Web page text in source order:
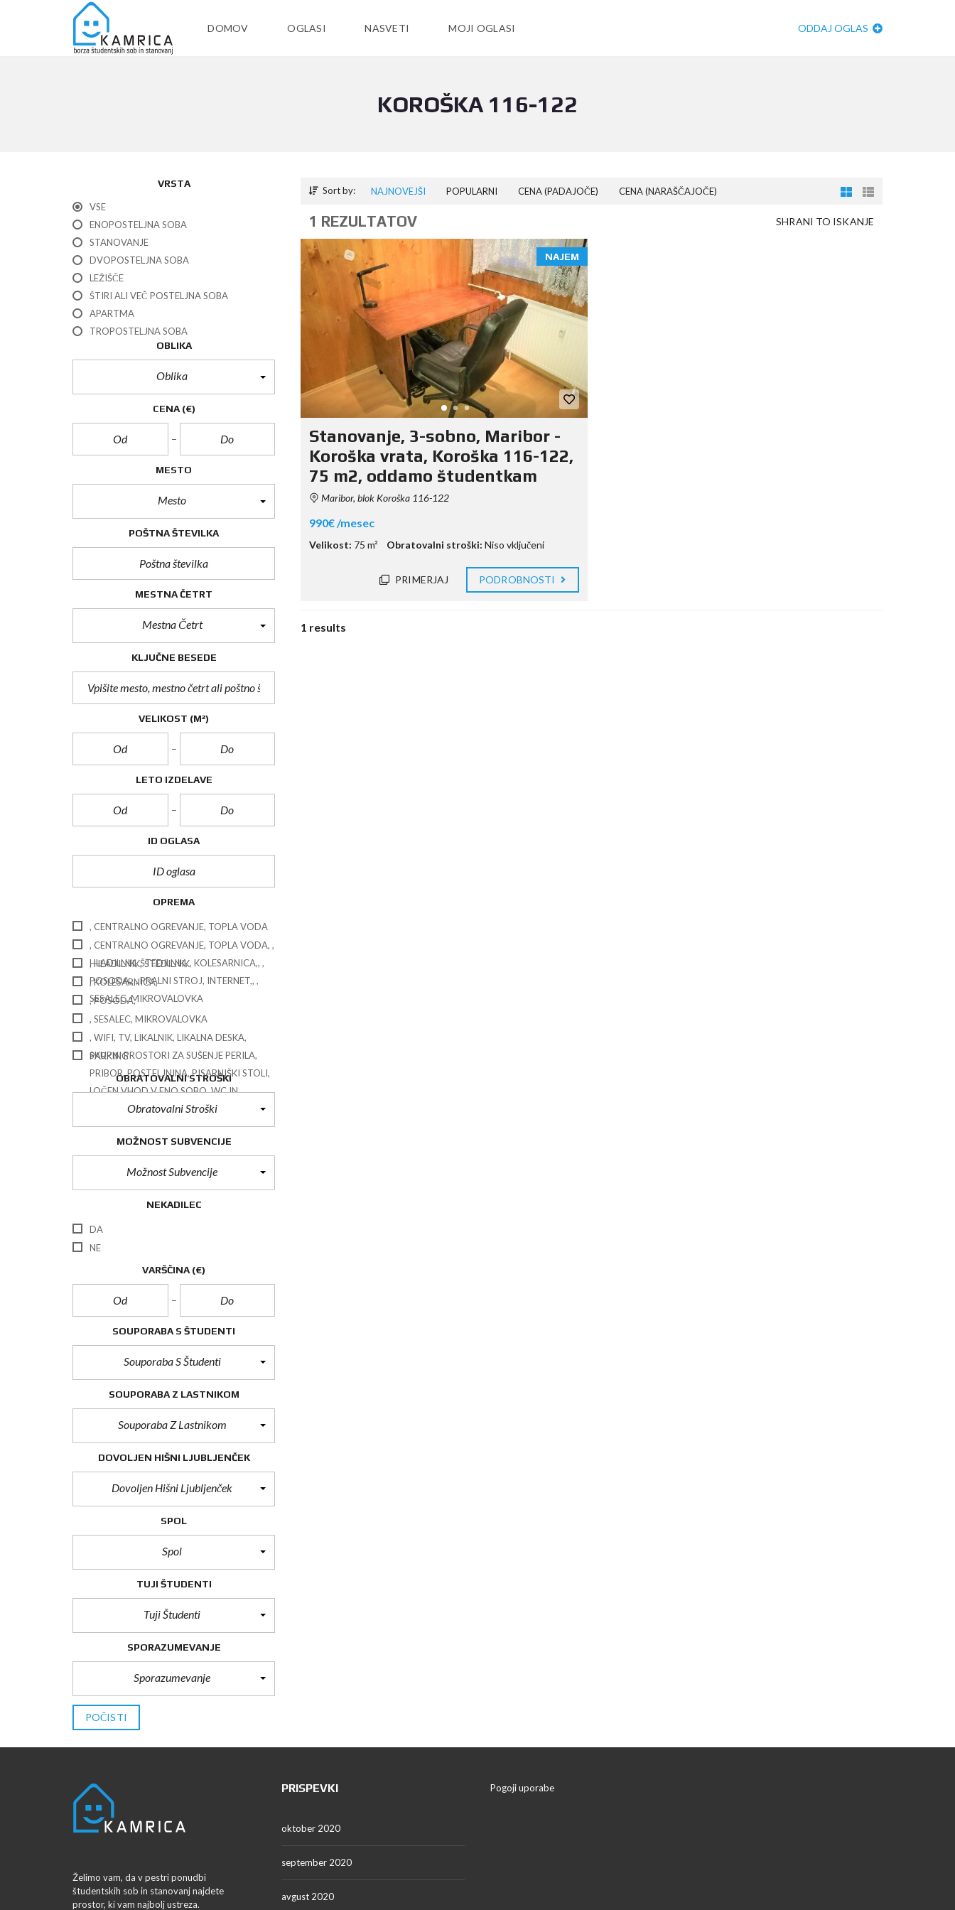
DOMOV OGLASI NASVETI MOJI OGLASI ODDAJ OGLAS
KOROŠKA 116-122
VRSTA
VSE
ENOPOSTELJNA SOBA
STANOVANJE
DVOPOSTELJNA SOBA
LEŽIŠČE
ŠTIRI ALI VEČ POSTELJNA SOBA
APARTMA
TROPOSTELJNA SOBA
OBLIKA
Oblika
CENA (€)
MESTO
Mesto
POŠTNA ŠTEVILKA
MESTNA ČETRT
Mestna Četrt
KLJUČNE BESEDE
VELIKOST (M²)
LETO IZDELAVE
ID OGLASA
OPREMA
, CENTRALNO OGREVANJE, TOPLA VODA
, CENTRALNO OGREVANJE, TOPLA VODA, ,
HLADILNIK, ŠTEDILNIK, , KOLESARNICA,, ,
POSODA,, , PRALNI STROJ, INTERNET,, ,
SESALEC, MIKROVALOVKA
, HLADILNIK, ŠTEDILNIK
, KOLESARNICA,
, POSODA,
, SESALEC, MIKROVALOVKA
, WIFI, TV, LIKALNIK, LIKALNA DESKA,
SKUPNI PROSTORI ZA SUŠENJE PERILA,
PRIBOR, POSTELJNINA, PISARNIŠKI STOLI,
LOČEN VHOD V ENO SOBO, WC IN
KOPALNICA LOČENA,
PARKING
OBRATOVALNI STROŠKI
Obratovalni Stroški
MOŽNOST SUBVENCIJE
Možnost Subvencije
NEKADILEC
DA
NE
VARŠČINA (€)
SOUPORABA S ŠTUDENTI
Souporaba S Študenti
SOUPORABA Z LASTNIKOM
Souporaba Z Lastnikom
DOVOLJEN HIŠNI LJUBLJENČEK
Dovoljen Hišni Ljubljenček
SPOL
Spol
TUJI ŠTUDENTI
Tuji Študenti
SPORAZUMEVANJE
Sporazumevanje
POČISTI
Sort by: NAJNOVEJŠI POPULARNI CENA (PADAJOČE) CENA (NARAŠČAJOČE)
SHRANI TO ISKANJE
1 REZULTATOV
NAJEM
Stanovanje, 3-sobno, Maribor -
Koroška vrata, Koroška 116-122,
75 m2, oddamo študentkam
Maribor, blok Koroška 116-122
990€ /mesec
Velikost: 75 m² Obratovalni stroški: Niso vključeni
PRIMERJAJ PODROBNOSTI
1 results
Želimo vam, da v pestri ponudbi
študentskih sob in stanovanj najdete
prostor, ki vam najbolj ustreza.
PRISPEVKI
oktober 2020
september 2020
avgust 2020
Pogoji uporabe